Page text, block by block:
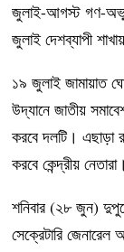
জুলাই-আগস্ট গণ-
জুলাই দেশব্যাপী
১৯ জুলাই জামায়াত
উদ্যানে জাতীয়
করবে দলটি। এছাড়া
করবে কেন্দ্রীয় নেতারা।
শনিবার (২৮ জুন)
সেক্রেটারি